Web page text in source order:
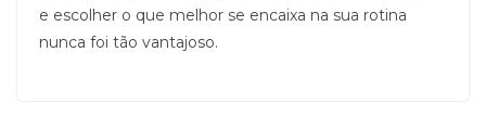
e escolher o que melhor se encaixa na sua rotina
nunca foi tão vantajoso.